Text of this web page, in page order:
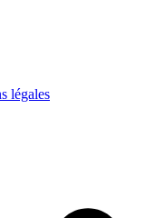
légales